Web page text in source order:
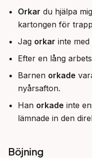
Orkar du hjälpa
kartongen för
Jag orkar inte
Efter en lång
Barnen orkade
nyårsafton.
Han orkade inte
lämnade in den
Böjning